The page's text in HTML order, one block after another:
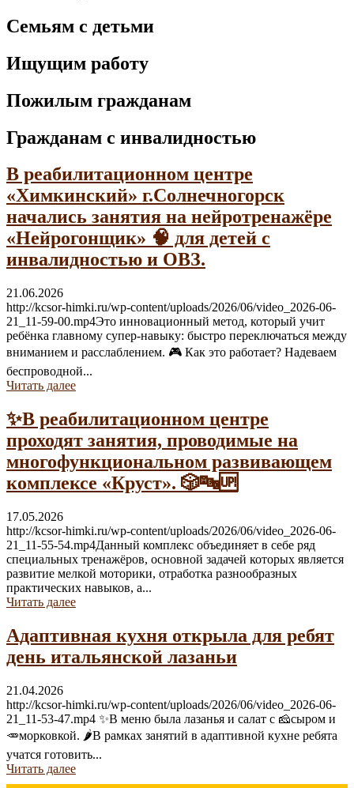
Семьям с детьми
Ищущим работу
Пожилым гражданам
Гражданам с инвалидностью
В реабилитационном центре
«Химкинский» г.Солнечногорск
начались занятия на нейротренажёре
«Нейрогонщик» 🧠 для детей с
инвалидностью и ОВЗ.
21.06.2026
http://kcsor-himki.ru/wp-content/uploads/2026/06/video_2026-06-
21_11-59-00.mp4Это инновационный метод, который учит
ребёнка главному супер-навыку: быстро переключаться между
вниманием и расслаблением. 🎮 Как это работает? Надеваем
беспроводной...
Читать далее
✨В реабилитационном центре
проходят занятия, проводимые на
многофункциональном развивающем
комплексе «Круст». 🎲🔤🆙
17.05.2026
http://kcsor-himki.ru/wp-content/uploads/2026/06/video_2026-06-
21_11-55-54.mp4Данный комплекс объединяет в себе ряд
специальных тренажёров, основной задачей которых является
развитие мелкой моторики, отработка разнообразных
практических навыков, а...
Читать далее
Адаптивная кухня открыла для ребят
день итальянской лазаньи
21.04.2026
http://kcsor-himki.ru/wp-content/uploads/2026/06/video_2026-06-
21_11-53-47.mp4 ✨В меню была лазанья и салат с 🧀сыром и
🥕морковкой. 🌶В рамках занятий в адаптивной кухне ребята
учатся готовить...
Читать далее